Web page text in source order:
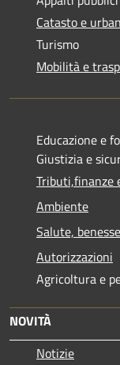
Catasto e
Turismo
Mobilità e
Educazione e
Giustizia e
Tributi,finanze
Ambiente
Salute,
Autorizzazioni
Agricoltura e
NOVITÀ
Notizie